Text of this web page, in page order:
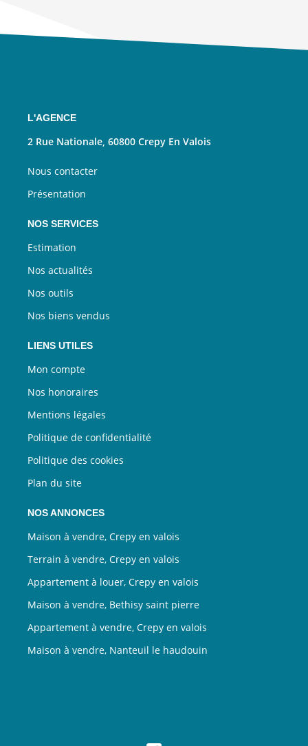
L'AGENCE
2 Rue Nationale, 60800 Crepy En Valois
Nous contacter
Présentation
NOS SERVICES
Estimation
Nos actualités
Nos outils
Nos biens vendus
LIENS UTILES
Mon compte
Nos honoraires
Mentions légales
Politique de confidentialité
Politique des cookies
Plan du site
NOS ANNONCES
Maison à vendre, Crepy en valois
Terrain à vendre, Crepy en valois
Appartement à louer, Crepy en valois
Maison à vendre, Bethisy saint pierre
Appartement à vendre, Crepy en valois
Maison à vendre, Nanteuil le haudouin